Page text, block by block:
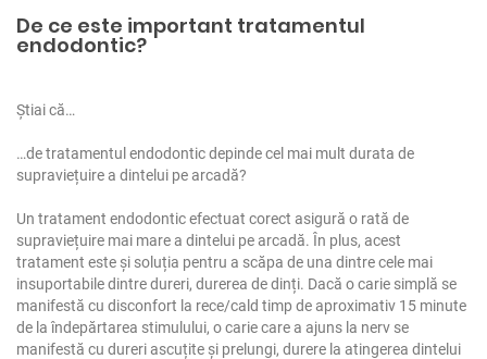
De ce este important tratamentul
endodontic?
Știai că…
…de tratamentul endodontic depinde cel mai mult durata de
supraviețuire a dintelui pe arcadă?
Un tratament endodontic efectuat corect asigură o rată de
supraviețuire mai mare a dintelui pe arcadă. În plus, acest
tratament este și soluția pentru a scăpa de una dintre cele mai
insuportabile dintre dureri, durerea de dinți. Dacă o carie simplă se
manifestă cu disconfort la rece/cald timp de aproximativ 15 minute
de la îndepărtarea stimulului, o carie care a ajuns la nerv se
manifestă cu dureri ascuțite și prelungi, durere la atingerea dintelui